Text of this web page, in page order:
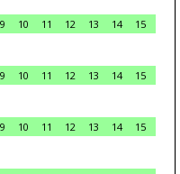
10 11 12 13 14
15
10 11 12 13 14
15
10 11 12 13 14
15